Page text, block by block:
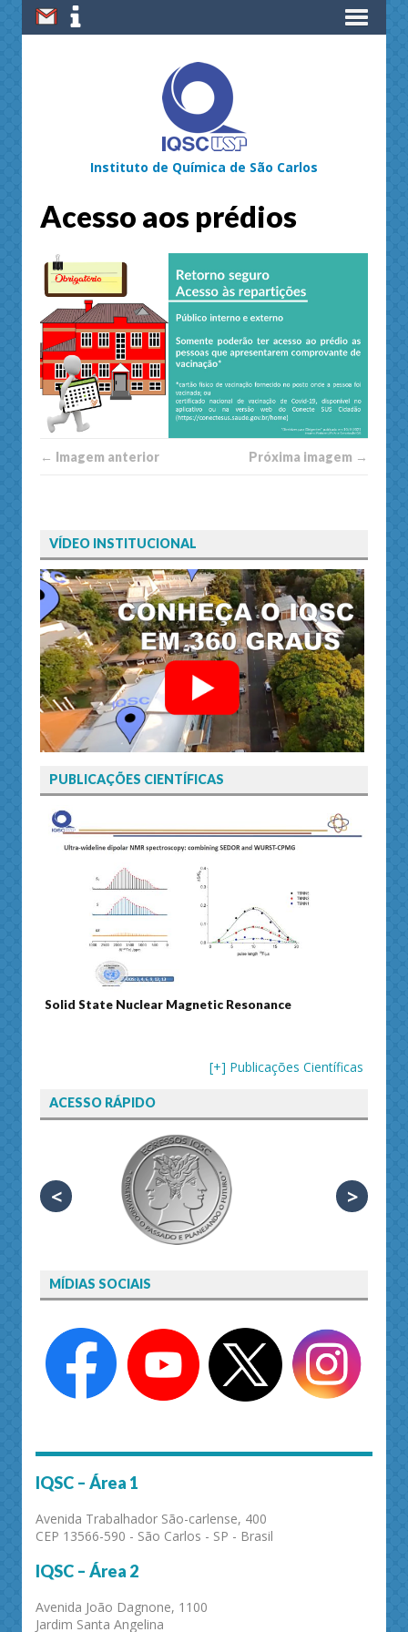
Instituto de Química de São Carlos
Acesso aos prédios
← Imagem anterior Próxima imagem →
VÍDEO INSTITUCIONAL
PUBLICAÇÕES CIENTÍFICAS
Solid State Nuclear Magnetic Resonance
[+] Publicações Científicas
ACESSO RÁPIDO
< >
MÍDIAS SOCIAIS
IQSC – Área 1
Avenida Trabalhador São-carlense, 400
CEP 13566-590 - São Carlos - SP - Brasil
IQSC – Área 2
Avenida João Dagnone, 1100
Jardim Santa Angelina